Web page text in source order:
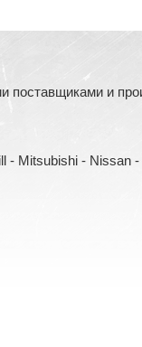
и
- Mitsubishi -